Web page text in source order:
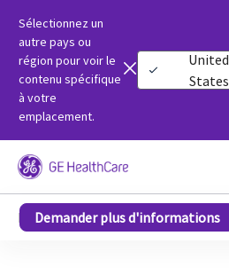
Sélectionnez un
autre pays ou
région pour voir le
contenu spécifique
à votre
emplacement.
United
States
IRM 1,5 T SIGNA™ – L’excellence diagnostique pour tous
Demander plus d'informations